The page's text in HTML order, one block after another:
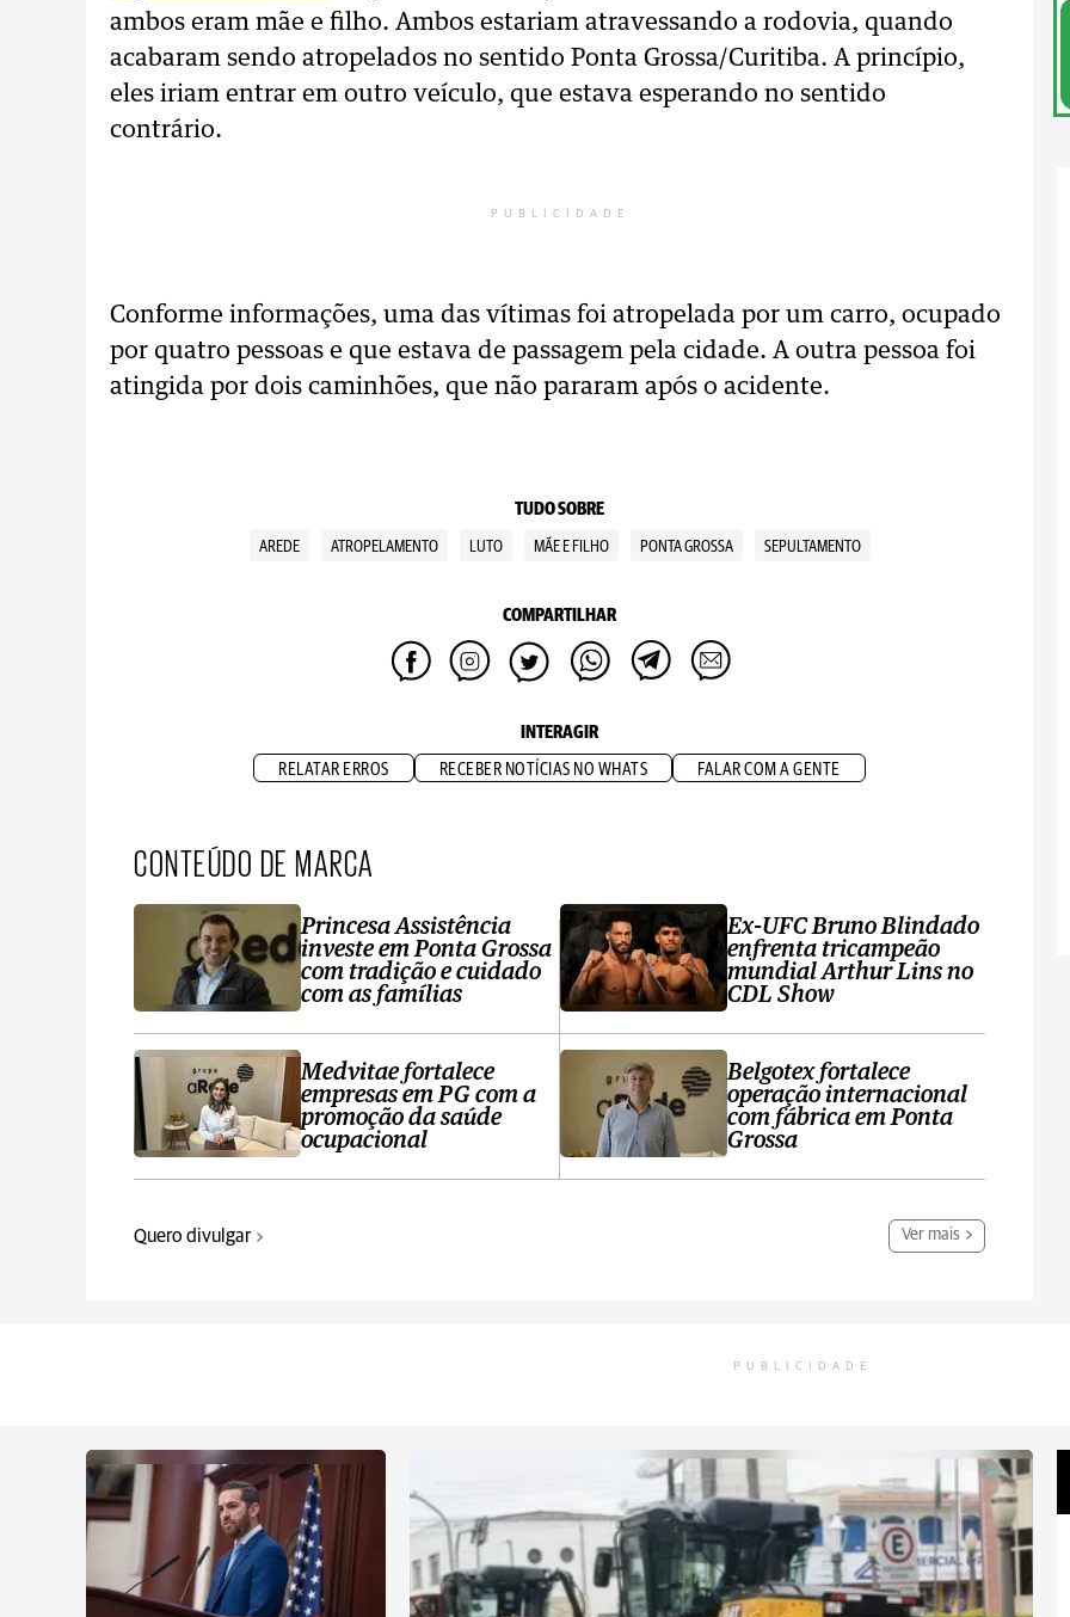
ambos eram mãe e filho. Ambos estariam atravessando a rodovia, quando
acabaram sendo atropelados no sentido Ponta Grossa/Curitiba. A princípio,
eles iriam entrar em outro veículo, que estava esperando no sentido
contrário.
PUBLICIDADE
Conforme informações, uma das vítimas foi atropelada por um carro, ocupado
por quatro pessoas e que estava de passagem pela cidade. A outra pessoa foi
atingida por dois caminhões, que não pararam após o acidente.
TUDO SOBRE
AREDE ATROPELAMENTO LUTO MÃE E FILHO PONTA GROSSA SEPULTAMENTO
COMPARTILHAR
INTERAGIR
RELATAR ERROS RECEBER NOTÍCIAS NO WHATS FALAR COM A GENTE
CONTEÚDO DE MARCA
Princesa Assistência
investe em Ponta Grossa
com tradição e cuidado
com as famílias
Medvitae fortalece
empresas em PG com a
promoção da saúde
ocupacional
Ex-UFC Bruno Blindado
enfrenta tricampeão
mundial Arthur Lins no
CDL Show
Belgotex fortalece
operação internacional
com fábrica em Ponta
Grossa
Quero divulgar Ver mais
PUBLICIDADE